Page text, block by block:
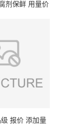
剂保鲜 用量价
报价 添加量